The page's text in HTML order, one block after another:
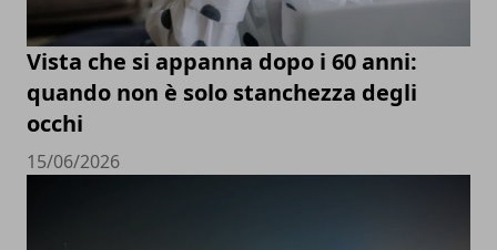
Vista che si appanna dopo i 60 anni:
quando non è solo stanchezza degli
occhi
15/06/2026